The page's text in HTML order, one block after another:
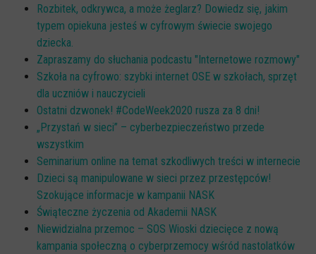
Rozbitek, odkrywca, a może żeglarz? Dowiedz się, jakim
typem opiekuna jesteś w cyfrowym świecie swojego
dziecka.
Zapraszamy do słuchania podcastu "Internetowe rozmowy"
Szkoła na cyfrowo: szybki internet OSE w szkołach, sprzęt
dla uczniów i nauczycieli
Ostatni dzwonek! #CodeWeek2020 rusza za 8 dni!
„Przystań w sieci” – cyberbezpieczeństwo przede
wszystkim
Seminarium online na temat szkodliwych treści w internecie
Dzieci są manipulowane w sieci przez przestępców!
Szokujące informacje w kampanii NASK
Świąteczne życzenia od Akademii NASK
Niewidzialna przemoc – SOS Wioski dziecięce z nową
kampania społeczną o cyberprzemocy wśród nastolatków
Plik i Folder
Dla rodziców
PODCASTY CYFROWE WIECZORY
BEZPIECZNE WAKACJE 2023
BEZPIECZNE WAKACJE 2022
CYBERREPETYTORIUM
RAZEM W SIECI
INFOGRAFIKI
SŁOWA Z SIECI NASZYCH DZIECI
Webinaria